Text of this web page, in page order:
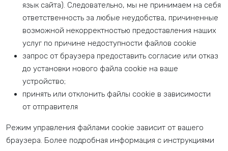
язык сайта). Следовательно, мы не принимаем на себя
ответственность за любые неудобства, причиненные
возможной некорректностью предоставления наших
услуг по причине недоступности файлов cookie
запрос от браузера предоставить согласие или отказ
до установки нового файла cookie на ваше
устройство;
принять или отклонить файлы cookie в зависимости
от отправителя
Режим управления файлами cookie зависит от вашего
браузера. Более подробная информация с инструкциями